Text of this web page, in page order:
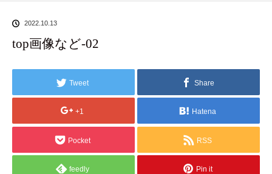
2022.10.13
top画像など-02
Tweet Share
+1 Hatena
Pocket RSS
feedly Pin it